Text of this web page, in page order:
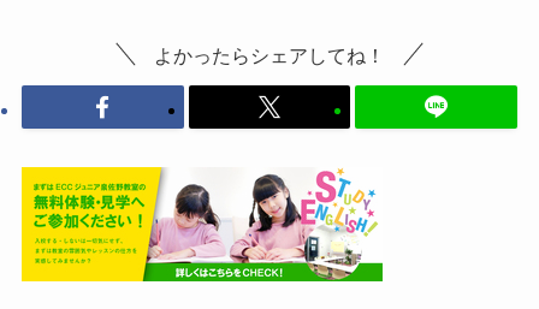
よかったらシェアしてね！